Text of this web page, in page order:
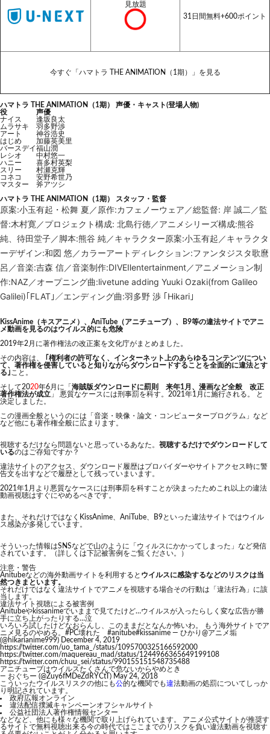
見放題
31日間無料+600ポイント
今すぐ「ハマトラ THE ANIMATION（1期）」を見る
ハマトラ THE ANIMATION（1期） 声優・キャスト(登場人物)
役
声優
ナイス
逢坂良太
ムラサキ
羽多野渉
アート
神谷浩史
はじめ
加藤英美里
バースデイ福山潤
レシオ
中村悠一
ハニー
喜多村英梨
スリー
村瀬克輝
コネコ
安野希世乃
マスター
斧アツシ
ハマトラ THE ANIMATION（1期） スタッフ・監督
原案:小玉有起・松舞 夏／原作:カフェノーウェア／総監督: 岸 誠二／監
督:木村寛／プロジェクト構成: 北島行徳／アニメシリーズ構成:熊谷
純、待田堂子／脚本:熊谷 純／キャラクター原案:小玉有起／キャラクタ
ーデザイン:和図 悠／カラーアートディレクション:ファンタジスタ歌麿
呂／音楽:吉森 信／音楽制作:DIVEⅡentertainment／アニメーション制
作:NAZ／オープニング曲:livetune adding Yuuki Ozaki(from Galileo
Galilei)｢FLAT｣／エンディング曲:羽多野 渉 ｢Hikari｣
KissAnime（キスアニメ）、AniTube（アニチューブ）、B9等の違法サイトでアニ
メ動画を見るのはウイルス的にも危険
2019年2月に著作権法の改正案を文化庁がまとめました。
その内容は、
｢権利者の許可なく、インターネット上のあらゆるコンテンツについ
て、著作権を侵害していると知りながらダウンロードすることを全面的に違法とす
る｣ こと。
そして2020年6月に「 海賊版ダウンロードに罰則 来年1月、漫画など全般 改正
著作権法が成立 」 悪質なケースには刑事罰を科す。2021年1月に施行される。 と
決定しました。
この漫画全般というのには「音楽・映像・論文・コンピュータープログラム」など
など他にも著作権全般に広まります。
視聴するだけなら問題ないと思っているあなた。 視聴するだけでダウンロードして
いるのはご存知ですか？
違法サイトのアクセス、ダウンロード履歴はプロバイダーやサイトアクセス時に警
告文を出すなどで履歴として残っていまいます。
2021年1月より悪質なケースには刑事罰を科すことが決まったためこれ以上の違法
動画視聴はすぐにやめるべきです。
また、それだけではなくKissAnime、AniTube、B9といった違法サイトではウイル
ス感染が多発しています。
そういった情報はSNSなどで山のように「ウィルスにかかってしまった」など発信
されています。（詳しくは下記被害例をご覧ください。）
注意・警告
Anitubeなどの海外動画サイトを利用すると ウイルスに感染するなどのリスクは当
然つきまといます。
それだけではなく違法サイトでアニメを視聴する場合その行動は「違法行為」に該
当します。
違法サイト視聴による被害例
Anitubeやkissanimeでいままで見てたけど…ウイルスが入ったらしく変な広告が勝
手に立ち上がったりする…泣
いろいろ試したけどなおらんし、このままだとなんか怖いわ。 もう海外サイトでア
ニメ見るのやめる。 #PC壊れた #anitube#kissanime — ひかり@アニメ垢
(@hikarianime999)
December 4, 2019
https://twitter.com/uo_tama_/status/1095700325166592000
https://twitter.com/maquereau_mad/status/1244966365649199108
https://twitter.com/chuu_sei/status/990155151548735488
アニチューブはウイルスたくさんで危ないからやめとき
— おぐちー (@Zuy6fMDeZdRYCtT) May 24, 2018
こういったウイルスリスクの他にも公的な機関でも違法動画の処罰についてしっか
り明記されています。
政府広報オンライン
違法配信撲滅キャンペーンオフシャルサイト
公益社団法人著作権情報センター
などなど、他にも様々な機関で取り上げられています。 アニメ公式サイトが推奨す
るサイトで無料視聴出来る今の時代ではここまでのリスクを負い違法動画を視聴す